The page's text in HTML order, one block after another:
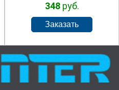
348руб.